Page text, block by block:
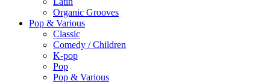
Organic Grooves
Pop & Various
Classic
Comedy / Children
K-pop
Pop
Pop & Various